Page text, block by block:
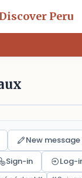
Peru
New message
Sign-in
Log-